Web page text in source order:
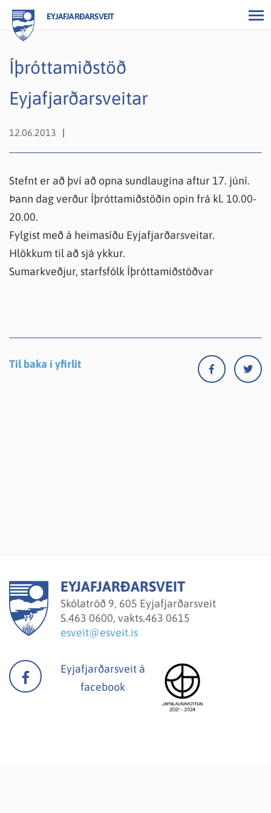
EYJAFJARÐARSVEIT
Íþróttamiðstöð
Eyjafjarðarsveitar
12.06.2013
Stefnt er að því að opna sundlaugina aftur 17. júní.
Þann dag verður Íþróttamiðstöðin opin frá kl. 10.00-
20.00.
Fylgist með á heimasíðu Eyjafjarðarsveitar.
Hlökkum til að sjá ykkur.
Sumarkveðjur, starfsfólk Íþróttamiðstöðvar
Til baka í yfirlit
EYJAFJARÐARSVEIT
Skólatröð 9, 605 Eyjafjarðarsveit
S.463 0600, vakts.463 0615
esveit@esveit.is
Eyjafjarðarsveit á
facebook